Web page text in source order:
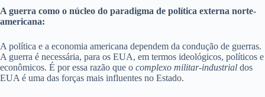
A guerra como o núcleo do paradigma de política externa norte-
americana:
A política e a economia americana dependem da condução de guerras.
A guerra é necessária, para os EUA, em termos ideológicos, políticos e
econômicos. É por essa razão que o complexo militar-industrial dos
EUA é uma das forças mais influentes no Estado.